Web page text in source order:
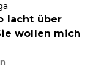
lacht über
wollen mich